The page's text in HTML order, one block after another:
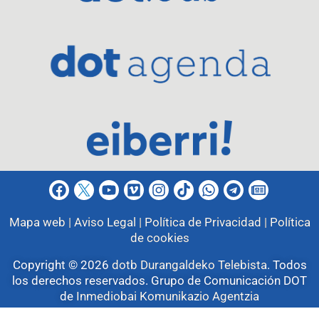
Mapa web | Aviso Legal | Política de Privacidad | Política
de cookies
Copyright © 2026 dotb Durangaldeko Telebista. Todos
los derechos reservados. Grupo de Comunicación DOT
de Inmediobai Komunikazio Agentzia